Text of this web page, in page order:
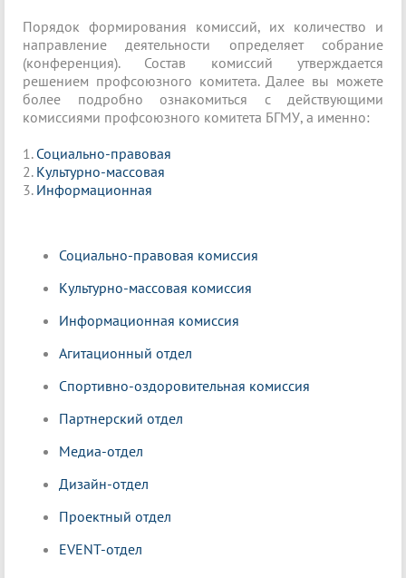
Порядок формирования комиссий, их количество и
направление деятельности определяет собрание
(конференция). Состав комиссий утверждается
решением профсоюзного комитета. Далее вы можете
более подробно ознакомиться с действующими
комиссиями профсоюзного комитета БГМУ, а именно:
1. Социально-правовая
2. Культурно-массовая
3. Информационная
Социально-правовая комиссия
Культурно-массовая комиссия
Информационная комиссия
Агитационный отдел
Спортивно-оздоровительная комиссия
Партнерский отдел
Медиа-отдел
Дизайн-отдел
Проектный отдел
EVENT-отдел